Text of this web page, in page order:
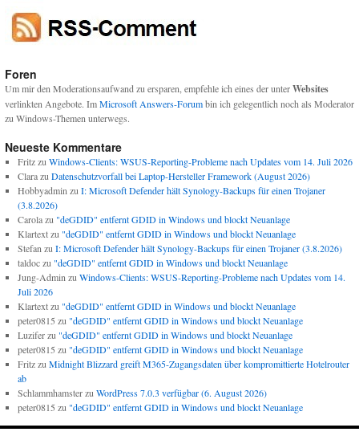
Foren
Um mir den Moderationsaufwand zu ersparen, empfehle ich eines der unterWebsites
verlinkten Angebote. ImMicrosoft Answers-Forumbin ich gelegentlich noch als Moderator
zu Windows-Themen unterwegs.
Neueste Kommentare
Fritzzu Windows-Clients: WSUS-Reporting-Probleme nach Updates vom 14. Juli 2026
Clarazu Datenschutzvorfall bei Laptop-Hersteller Framework (August 2026)
Hobbyadmin zu I: Microsoft Defender hält Synology-Backups für einen Trojaner
(3.8.2026)
Carolazu "deGDID" entfernt GDID in Windows und blockt Neuanlage
Klartextzu "deGDID" entfernt GDID in Windows und blockt Neuanlage
Stefan zu I: Microsoft Defender hält Synology-Backups für einen Trojaner (3.8.2026)
taldoczu "deGDID" entfernt GDID in Windows und blockt Neuanlage
Jung-Admin zu Windows-Clients: WSUS-Reporting-Probleme nach Updates vom 14.
Juli 2026
Klartextzu "deGDID" entfernt GDID in Windows und blockt Neuanlage
peter0815 zu "deGDID" entfernt GDID in Windows und blockt Neuanlage
Luziferzu "deGDID" entfernt GDID in Windows und blockt Neuanlage
peter0815 zu "deGDID" entfernt GDID in Windows und blockt Neuanlage
Fritzzu Midnight Blizzard greift M365-Zugangsdaten über kompromittierte Hotelrouter
ab
Schlammhamsterzu WordPress 7.0.3 verfügbar (6. August 2026)
peter0815 zu "deGDID" entfernt GDID in Windows und blockt Neuanlage